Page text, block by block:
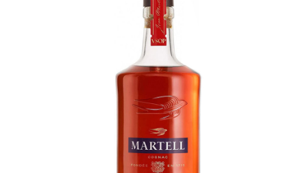
Водка Smirnoff Red Vodka 37,5%
Виски Talisker 10 YO Malt 45,8% in Box
Пиво Guinness Draught 4,2% Can
Ром Captain Morgan White 37,5%